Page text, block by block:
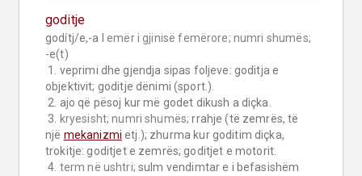
goditje
godítj/e,-a I emër i gjinisë femërore; numri shumës;
-e(t)
objektivit; goditje dënimi (sport.).
3.
kryesisht; numri shumës; rrahje (të zemrës, të
një mekanizmi etj.); zhurma kur goditim diçka,
trokitje: goditjet e zemrës; goditjet e motorit.
4. term në ushtri; sulm vendimtar e i befasishëm